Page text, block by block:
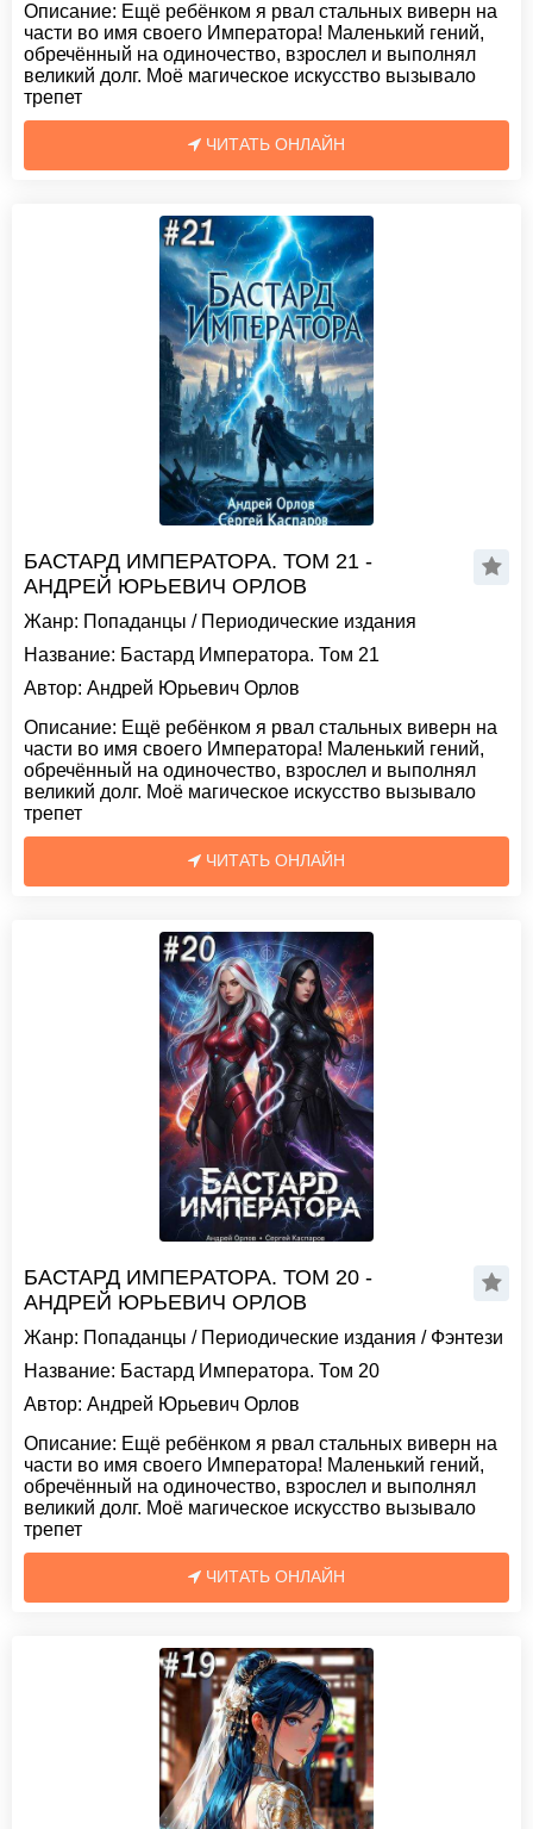
Описание: Ещё ребёнком я рвал стальных виверн на
части во имя своего Императора! Маленький гений,
обречённый на одиночество, взрослел и выполнял
великий долг. Моё магическое искусство вызывало
трепет
ЧИТАТЬ ОНЛАЙН
БАСТАРД ИМПЕРАТОРА. ТОМ 21 -
АНДРЕЙ ЮРЬЕВИЧ ОРЛОВ
Жанр: Попаданцы / Периодические издания
Название: Бастард Императора. Том 21
Автор: Андрей Юрьевич Орлов
Описание: Ещё ребёнком я рвал стальных виверн на
части во имя своего Императора! Маленький гений,
обречённый на одиночество, взрослел и выполнял
великий долг. Моё магическое искусство вызывало
трепет
ЧИТАТЬ ОНЛАЙН
БАСТАРД ИМПЕРАТОРА. ТОМ 20 -
АНДРЕЙ ЮРЬЕВИЧ ОРЛОВ
Жанр: Попаданцы / Периодические издания / Фэнтези
Название: Бастард Императора. Том 20
Автор: Андрей Юрьевич Орлов
Описание: Ещё ребёнком я рвал стальных виверн на
части во имя своего Императора! Маленький гений,
обречённый на одиночество, взрослел и выполнял
великий долг. Моё магическое искусство вызывало
трепет
ЧИТАТЬ ОНЛАЙН